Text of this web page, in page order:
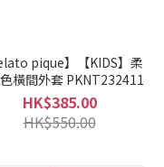
pique】【KIDS】柔
橫間外套 PKNT232411
HK$385.00
HK$550.00